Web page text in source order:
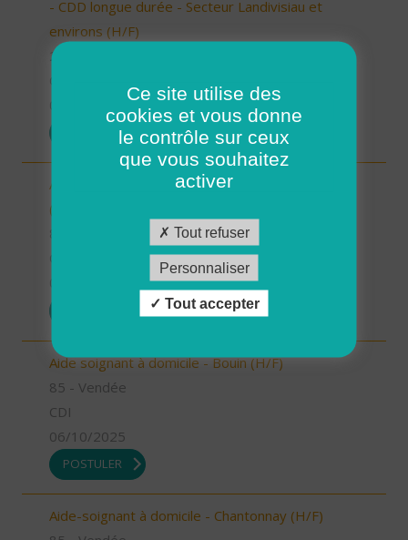
- CDD longue durée - Secteur Landivisiau et
environs (H/F)
29 - Finistère
POSTULER
Aide à domicile - Secteur Terres de Montaigu
(H/F)
Aide soignant à domicile - Bouin (H/F)
85 - Vendée
CDI
06/10/2025
POSTULER
Aide-soignant à domicile - Chantonnay (H/F)
Ce site utilise des
cookies et vous donne
le contrôle sur ceux
que vous souhaitez
activer
Tout refuser
Personnaliser
Tout accepter